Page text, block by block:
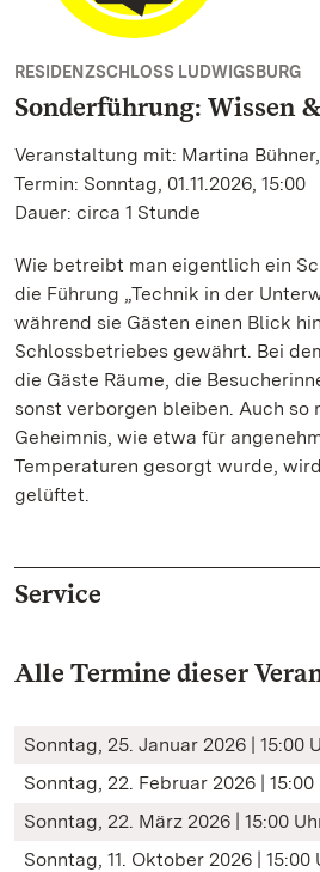
RESIDENZSCHLOSS LUDWIGSBURG
Sonderführung: Wissen
Veranstaltung mit: Martina
Termin: Sonntag, 01.11.2026, 15:00
Dauer: circa 1 Stunde
Wie betreibt man eigentlich ein
die Führung „Technik in der
während sie Gästen einen Blick
Schlossbetriebes gewährt. Bei
die Gäste Räume, die
sonst verborgen bleiben. Auch so
Geheimnis, wie etwa für
Temperaturen gesorgt wurde,
gelüftet.
Service
Alle Termine dieser
Sonntag, 25. Januar 2026 | 15:00
Sonntag, 22. Februar 2026 | 15:00
Sonntag, 22. März 2026 | 15:00
Sonntag, 11. Oktober 2026 | 15:00